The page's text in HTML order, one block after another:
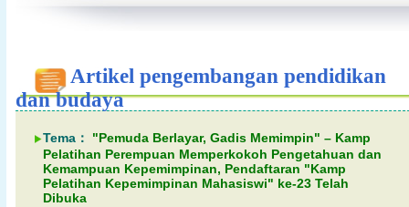
Artikel pengembangan pendidikan
dan budaya
Tema：
"Pemuda Berlayar, Gadis Memimpin" – Kamp
Pelatihan Perempuan Memperkokoh Pengetahuan dan
Kemampuan Kepemimpinan, Pendaftaran "Kamp
Pelatihan Kepemimpinan Mahasiswi" ke-23 Telah
Dibuka